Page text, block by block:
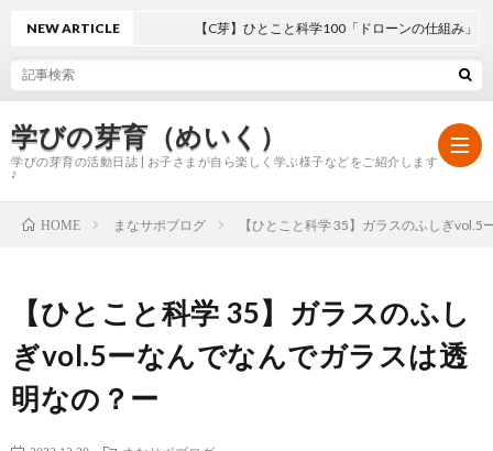
学びの芽育（めいく）
学びの芽育の活動日誌 | お子さまが自ら楽しく学ぶ様子などをご紹介します
♪
ー
学
NEW ARTICLE 【C芽】ひとこと科学100「ドローンの仕組み」
HOME まなサポブログ 【ひとこと科学 35】ガラスのふしぎ
【ひとこと科学 35】ガラスのふし
ぎvol.5ーなんでなんでガラスは透
明なの？ー